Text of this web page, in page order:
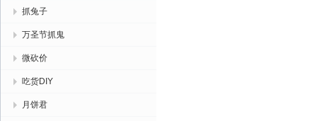
抓兔子
万圣节抓鬼
微砍价
吃货DIY
月饼君